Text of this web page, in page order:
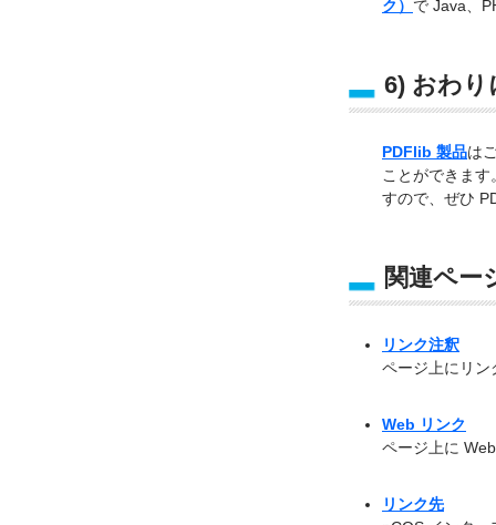
ク） で Java、
6) おわり
PDFlib 製品は
ことができま
すので、ぜひ
関連ペー
リンク注釈
ページ上にリン
Web リンク
ページ上に
リンク先